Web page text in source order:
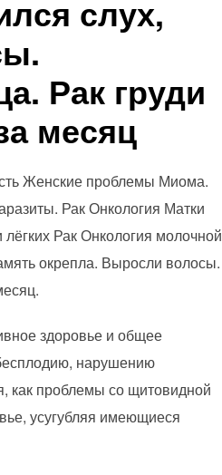
слух,
Рак груди
месяц
Женские проблемы Миома.
Рак Онкология Матки
Рак Онкология молочной
окрепла. Выросли волосы.
здоровье и общее
нарушению
как проблемы со щитовидной
усугубляя имеющиеся